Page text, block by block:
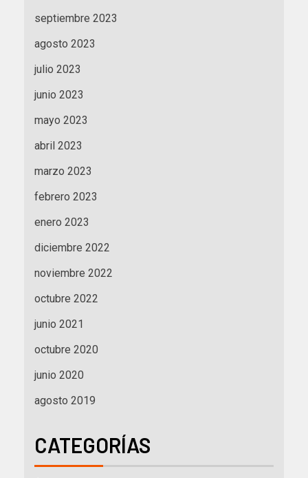
septiembre 2023
agosto 2023
julio 2023
junio 2023
mayo 2023
abril 2023
marzo 2023
febrero 2023
enero 2023
diciembre 2022
noviembre 2022
octubre 2022
junio 2021
octubre 2020
junio 2020
agosto 2019
CATEGORÍAS